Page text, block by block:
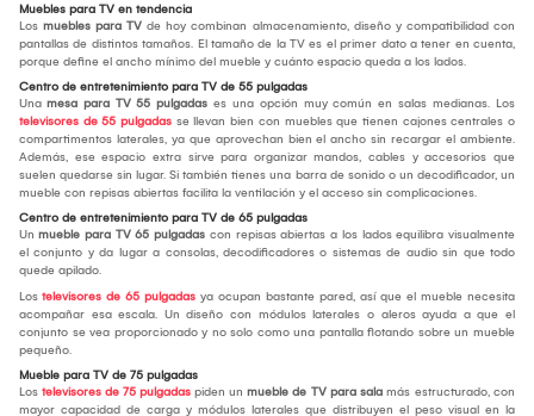
Muebles para TV en tendencia
Los muebles para TV de hoy combinan almacenamiento, diseño y compatibilidad con
pantallas de distintos tamaños. El tamaño de la TV es el primer dato a tener en cuenta,
porque define el ancho mínimo del mueble y cuánto espacio queda a los lados.
Centro de entretenimiento para TV de 55 pulgadas
Una mesa para TV 55 pulgadas es una opción muy común en salas medianas. Los
televisores de 55 pulgadas se llevan bien con muebles que tienen cajones centrales o
compartimentos laterales, ya que aprovechan bien el ancho sin recargar el ambiente.
Además, ese espacio extra sirve para organizar mandos, cables y accesorios que
suelen quedarse sin lugar. Si también tienes una barra de sonido o un decodificador, un
mueble con repisas abiertas facilita la ventilación y el acceso sin complicaciones.
Centro de entretenimiento para TV de 65 pulgadas
Un mueble para TV 65 pulgadas con repisas abiertas a los lados equilibra visualmente
el conjunto y da lugar a consolas, decodificadores o sistemas de audio sin que todo
quede apilado.
Los televisores de 65 pulgadas ya ocupan bastante pared, así que el mueble necesita
acompañar esa escala. Un diseño con módulos laterales o aleros ayuda a que el
conjunto se vea proporcionado y no solo como una pantalla flotando sobre un mueble
pequeño.
Mueble para TV de 75 pulgadas
Los televisores de 75 pulgadas piden un mueble de TV para sala más estructurado, con
mayor capacidad de carga y módulos laterales que distribuyen el peso visual en la